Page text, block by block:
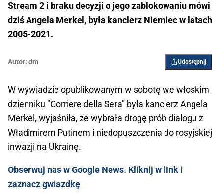
Stream 2 i braku decyzji o jego zablokowaniu mówi
dziś Angela Merkel, była kanclerz Niemiec w latach
2005-2021.
Autor: dm Udostępnij
W wywiadzie opublikowanym w sobotę we włoskim
dzienniku "Corriere della Sera" była kanclerz Angela
Merkel, wyjaśniła, że wybrała drogę prób dialogu z
Władimirem Putinem i niedopuszczenia do rosyjskiej
inwazji na Ukrainę.
Obserwuj nas w Google News. Kliknij w link i
zaznacz gwiazdkę